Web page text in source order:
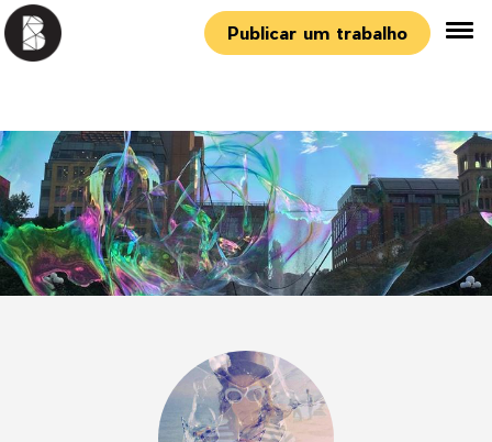
Publicar um trabalho